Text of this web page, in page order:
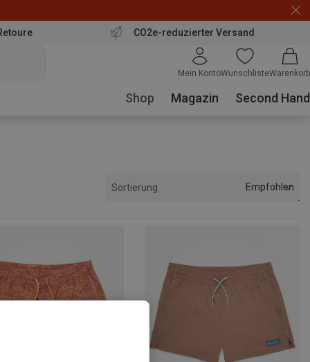
CO2e-reduzierter Versand
Mein KontoWunschlisteWarenkorb
Shop Magazin Second Hand
Sortierung Empfohlen